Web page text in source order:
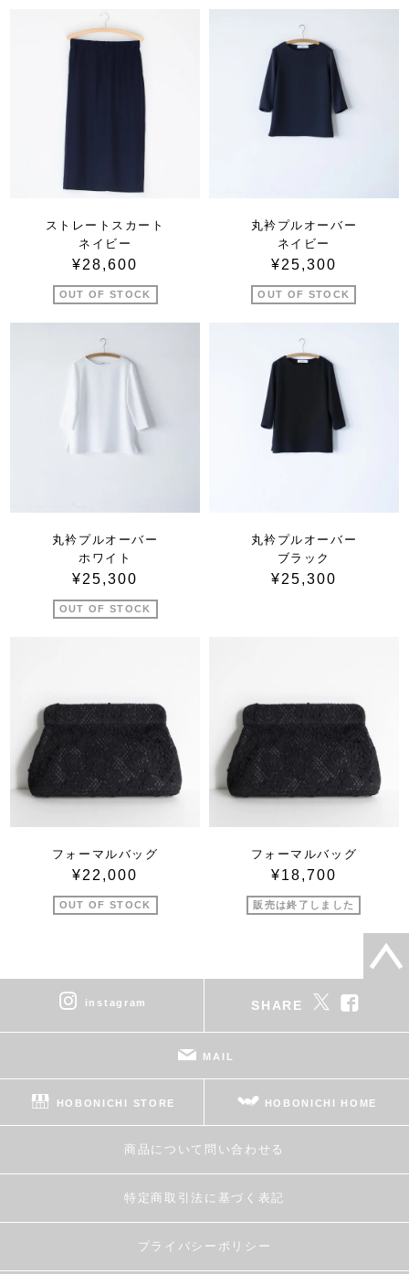
ストレートスカート
ネイビー
¥28,600
OUT OF STOCK
丸衿プルオーバー
ネイビー
¥25,300
OUT OF STOCK
丸衿プルオーバー
ホワイト
¥25,300
OUT OF STOCK
丸衿プルオーバー
ブラック
¥25,300
フォーマルバッグ
¥22,000
OUT OF STOCK
フォーマルバッグ
¥18,700
販売は終了しました
instagram SHARE
MAIL
HOBONICHI STORE HOBONICHI HOME
商品について問い合わせる
特定商取引法に基づく表記
プライバシーポリシー